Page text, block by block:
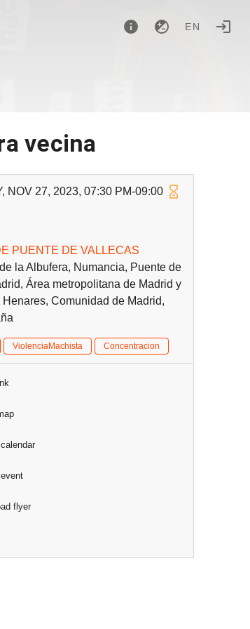
EN
vecina
NOV 27, 2023, 07:30 PM-09:00
PUENTE DE VALLECAS
la Albufera, Numancia, Puente de
Área metropolitana de Madrid y
Comunidad de Madrid,
ViolenciaMachista Concentracion
flyer